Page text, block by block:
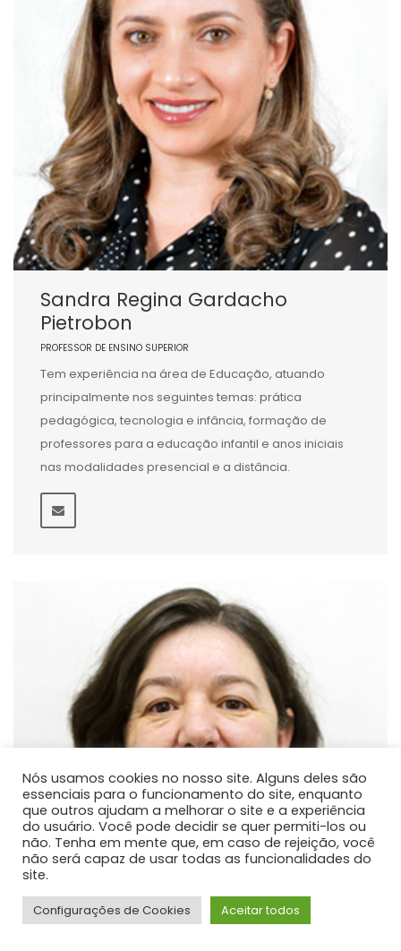
Sandra Regina Gardacho
Pietrobon
PROFESSOR DE ENSINO SUPERIOR
Tem experiência na área de Educação, atuando
principalmente nos seguintes temas: prática
pedagógica, tecnologia e infância, formação de
professores para a educação infantil e anos iniciais
nas modalidades presencial e a distância.
Nós usamos cookies no nosso site. Alguns deles são
essenciais para o funcionamento do site, enquanto
que outros ajudam a melhorar o site e a experiência
do usuário. Você pode decidir se quer permiti-los ou
não. Tenha em mente que, em caso de rejeição, você
não será capaz de usar todas as funcionalidades do
site.
Configurações de Cookies Aceitar todos